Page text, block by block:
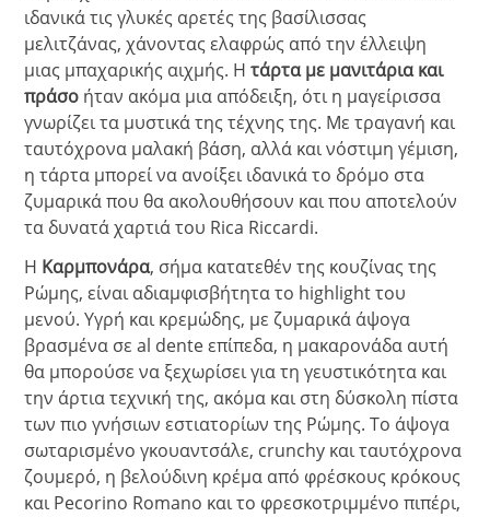
ιδανικά τις γλυκές αρετές της βασίλισσας
μελιτζάνας, χάνοντας ελαφρώς από την έλλειψη
μιας μπαχαρικής αιχμής. Ητάρτα με μανιτάρια και
πράσο ήταν ακόμα μια απόδειξη, ότι η μαγείρισσα
γνωρίζει τα μυστικά της τέχνης της. Με τραγανή και
ταυτόχρονα μαλακή βάση, αλλά και νόστιμη γέμιση,
η τάρτα μπορεί να ανοίξει ιδανικά το δρόμο στα
ζυμαρικά που θα ακολουθήσουν και που αποτελούν
τα δυνατά χαρτιά του Rica Riccardi.
Η Καρμπονάρα, σήμα κατατεθέν της κουζίνας της
Ρώμης, είναι αδιαμφισβήτητα το highlight του
μενού. Υγρή και κρεμώδης, με ζυμαρικά άψογα
βρασμένα σε al dente επίπεδα, η μακαρονάδα αυτή
θα μπορούσε να ξεχωρίσει για τη γευστικότητα και
την άρτια τεχνική της, ακόμα και στη δύσκολη πίστα
των πιο γνήσιων εστιατορίων της Ρώμης. Το άψογα
σωταρισμένο γκουαντσάλε, crunchy και ταυτόχρονα
ζουμερό, η βελούδινη κρέμα από φρέσκους κρόκους
και Pecorino Romano και το φρεσκοτριμμένο πιπέρι,